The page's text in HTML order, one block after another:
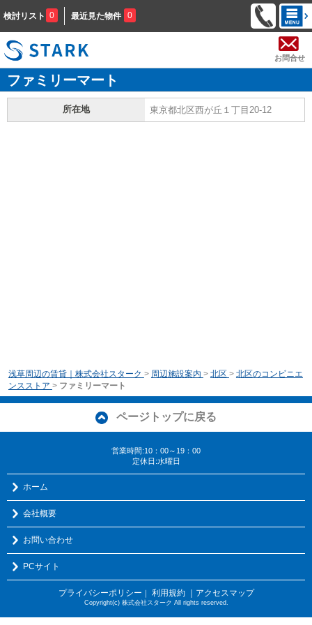
検討リスト 0 最近見た物件 0
お問合せ
ファミリーマート
所在地 東京都北区西が丘１丁目20-12
浅草周辺の賃貸｜株式会社スターク > 周辺施設案内 > 北区 > 北区のコンビニエ
ンスストア > ファミリーマート
ページトップに戻る
営業時間:10：00～19：00
定休日:水曜日
ホーム
会社概要
お問い合わせ
PCサイト
プライバシーポリシー ｜ 利用規約 ｜アクセスマップ
Copyright(c) 株式会社スターク All rights reserved.